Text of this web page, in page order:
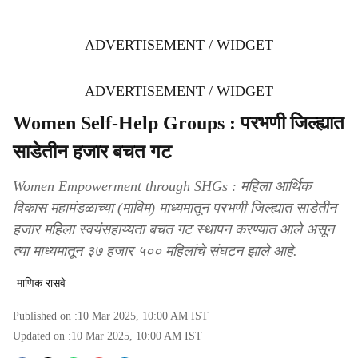
ADVERTISEMENT / WIDGET
ADVERTISEMENT / WIDGET
Women Self-Help Groups : परभणी जिल्ह्यात
साडेतीन हजार बचत गट
Women Empowerment through SHGs : महिला आर्थिक
विकास महामंडळाच्या (माविम) माध्यमातून परभणी जिल्ह्यात साडेतीन
हजार महिला स्वयंसहाय्यता बचत गट स्थापन करण्यात आले असून
त्या माध्यमातून ३७ हजार ५०० महिलांचे संघटन झाले आहे.
माणिक रासवे
Published on :10 Mar 2025, 10:00 AM IST
Updated on :10 Mar 2025, 10:00 AM IST